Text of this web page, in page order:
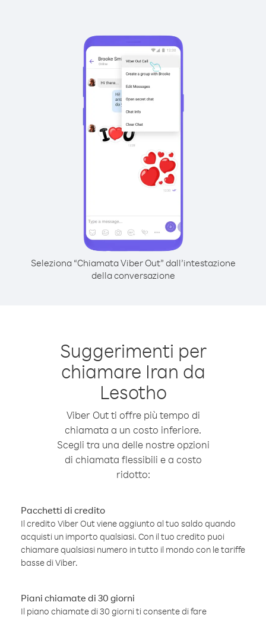
Seleziona “Chiamata Viber Out” dall’intestazione
della conversazione
Suggerimenti per
chiamare Iran da
Lesotho
Viber Out ti offre più tempo di
chiamata a un costo inferiore.
Scegli tra una delle nostre opzioni
di chiamata flessibili e a costo
ridotto:
Pacchetti di credito
Il credito Viber Out viene aggiunto al tuo saldo quando
acquisti un importo qualsiasi. Con il tuo credito puoi
chiamare qualsiasi numero in tutto il mondo con le tariffe
basse di Viber.
Piani chiamate di 30 giorni
Il piano chiamate di 30 giorni ti consente di fare